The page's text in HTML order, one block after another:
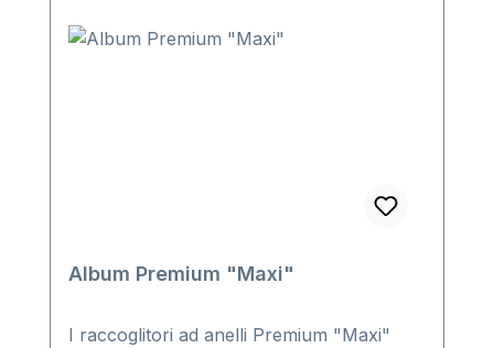
dell‘Euro attuali e futuri.
Album Premium "Maxi"
I raccoglitori ad anelli Premium "Maxi"